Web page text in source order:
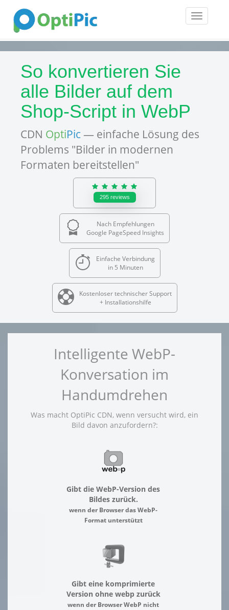
Toggle
So konvertieren Sie
alle Bilder auf dem
Shop-Script in WebP
CDN OptiPic — einfache Lösung des
Problems "Bilder in modernen
Formaten bereitstellen"
295 reviews
Nach Empfehlungen
Google PageSpeed Insights
Einfache Verbindung
in 5 Minuten
Kostenloser technischer Support
+ Installationshilfe
Intelligente WebP-
Konversation im
Handumdrehen
Was macht OptiPic CDN, wenn versucht wird, ein
Bild davon anzufordern?:
Gibt die WebP-Version des
Bildes zurück.
wenn der Browser das WebP-
Format unterstützt
Gibt eine komprimierte
Version ohne webp zurück
wenn der Browser WebP nicht